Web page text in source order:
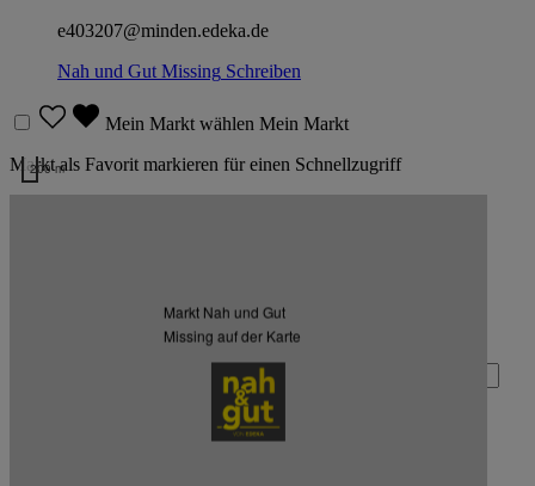
e403207@minden.edeka.de
Nah und Gut Missing Schreiben
Mein Markt wählen Mein Markt
Markt als Favorit markieren für einen Schnellzugriff
Markt Nah und Gut
Missing auf der Karte
200 m
Zum Newsletter anmelden
Deine E-Mail-Adresse (Pflichtfeld)